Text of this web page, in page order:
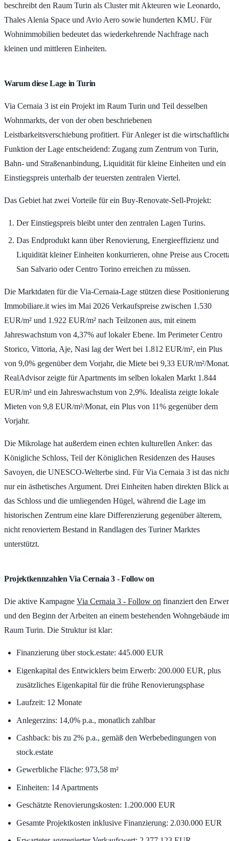
beschreibt den Raum Turin als Cluster mit Akteuren wie Leonardo,
Thales Alenia Space und Avio Aero sowie hunderten KMU. Für
Wohnimmobilien bedeutet das wiederkehrende Nachfrage nach
kleinen und mittleren Einheiten.
Warum diese Lage in Turin
Via Cernaia 3 ist ein Projekt im Raum Turin und Teil desselben
Wohnmarkts, der von der oben beschriebenen
Leistbarkeitsverschiebung profitiert. Für Anleger ist die
Funktion der Lage entscheidend: Zugang zum Zentrum von Turin,
Bahn- und Straßenanbindung, Liquidität für kleine Einheiten und ein
Einstiegspreis unterhalb der teuersten zentralen Viertel.
Das Gebiet hat zwei Vorteile für ein Buy-Renovate-Sell-Projekt:
Der Einstiegspreis bleibt unter den zentralen Lagen Turins.
Das Endprodukt kann über Renovierung, Energieeffizienz und
Liquidität kleiner Einheiten konkurrieren, ohne Preise aus
San Salvario oder Centro Torino erreichen zu müssen.
Die Marktdaten für die Via-Cernaia-Lage stützen diese
Immobiliare.it wies im Mai 2026 Verkaufspreise zwischen 1.530
EUR/m² und 1.922 EUR/m² nach Teilzonen aus, mit einem
Jahreswachstum von 4,37% auf lokaler Ebene. Im Perimeter Centro
Storico, Vittoria, Aje, Nasi lag der Wert bei 1.812 EUR/m², ein Plus
von 9,0% gegenüber dem Vorjahr, die Miete bei 9,33 EUR/m²/Monat.
RealAdvisor zeigte für Apartments im selben lokalen Markt 1.844
EUR/m² und ein Jahreswachstum von 2,9%. Idealista zeigte lokale
Mieten von 9,8 EUR/m²/Monat, ein Plus von 11% gegenüber dem
Vorjahr.
Die Mikrolage hat außerdem einen echten kulturellen Anker: das
Königliche Schloss, Teil der Königlichen Residenzen des Hauses
Savoyen, die UNESCO-Welterbe sind. Für Via Cernaia 3 ist das
nur ein ästhetisches Argument. Drei Einheiten haben direkten Blick
das Schloss und die umliegenden Hügel, während die Lage im
historischen Zentrum eine klare Differenzierung gegenüber älterem,
nicht renoviertem Bestand in Randlagen des Turiner Marktes
unterstützt.
Projektkennzahlen Via Cernaia 3 - Follow on
Die aktive Kampagne Via Cernaia 3 - Follow on finanziert den
und den Beginn der Arbeiten an einem bestehenden Wohngebäude im
Raum Turin. Die Struktur ist klar:
Finanzierung über stock.estate: 445.000 EUR
Eigenkapital des Entwicklers beim Erwerb: 200.000 EUR, plus
zusätzliches Eigenkapital für die frühe Renovierungsphase
Laufzeit: 12 Monate
Anlegerzins: 14,0% p.a., monatlich zahlbar
Cashback: bis zu 2% p.a., gemäß den Werbebedingungen von
stock.estate
Gewerbliche Fläche: 973,58 m²
Einheiten: 14 Apartments
Geschätzte Renovierungskosten: 1.200.000 EUR
Gesamte Projektkosten inklusive Finanzierung: 2.030.000 EUR